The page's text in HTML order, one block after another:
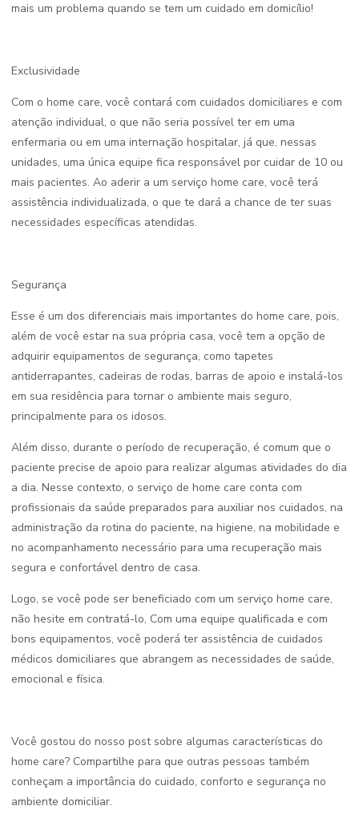
mais um problema quando se tem um cuidado em domicílio!
Exclusividade
Com o home care, você contará com cuidados domiciliares e com
atenção individual, o que não seria possível ter em uma
enfermaria ou em uma internação hospitalar, já que, nessas
unidades, uma única equipe fica responsável por cuidar de 10 ou
mais pacientes. Ao aderir a um serviço home care, você terá
assistência individualizada, o que te dará a chance de ter suas
necessidades específicas atendidas.
Segurança
Esse é um dos diferenciais mais importantes do home care, pois,
além de você estar na sua própria casa, você tem a opção de
adquirir equipamentos de segurança, como tapetes
antiderrapantes, cadeiras de rodas, barras de apoio e instalá-los
em sua residência para tornar o ambiente mais seguro,
principalmente para os idosos.
Além disso, durante o período de recuperação, é comum que o
paciente precise de apoio para realizar algumas atividades do dia
a dia. Nesse contexto, o serviço de home care conta com
profissionais da saúde preparados para auxiliar nos cuidados, na
administração da rotina do paciente, na higiene, na mobilidade e
no acompanhamento necessário para uma recuperação mais
segura e confortável dentro de casa.
Logo, se você pode ser beneficiado com um serviço home care,
não hesite em contratá-lo, Com uma equipe qualificada e com
bons equipamentos, você poderá ter assistência de cuidados
médicos domiciliares que abrangem as necessidades de saúde,
emocional e física.
Você gostou do nosso post sobre algumas características do
home care? Compartilhe para que outras pessoas também
conheçam a importância do cuidado, conforto e segurança no
ambiente domiciliar.